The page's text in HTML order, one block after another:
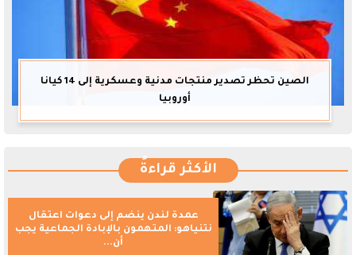
الصين تحظر تصدير منتجات مدنية وعسكرية إلى 14 كيانا
أوروبيا
الأكثر قراءةً
عمدة لندن ينضم إلى دعوات اعتقال
نتنياهو: المتهمون بالإبادة الجماعية يجب
أن...